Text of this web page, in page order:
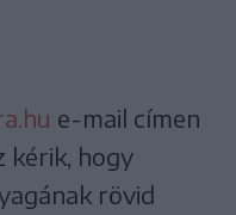
e-mail címen
kérik, hogy
rövid